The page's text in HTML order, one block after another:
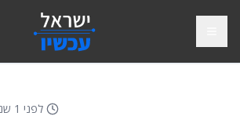
לפני 1 שנים